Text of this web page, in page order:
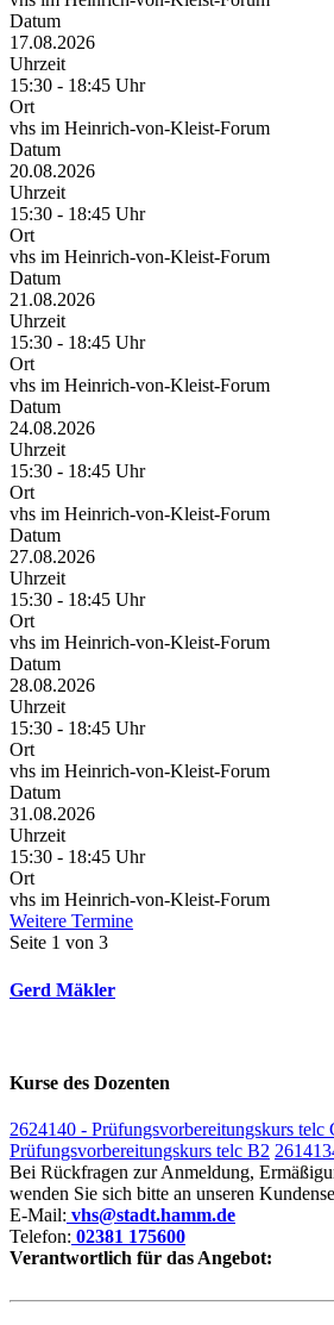
Datum
17.08.2026
Uhrzeit
15:30 - 18:45 Uhr
Ort
vhs im Heinrich-von-Kleist-Forum
Datum
20.08.2026
Uhrzeit
15:30 - 18:45 Uhr
Ort
vhs im Heinrich-von-Kleist-Forum
Datum
21.08.2026
Uhrzeit
15:30 - 18:45 Uhr
Ort
vhs im Heinrich-von-Kleist-Forum
Datum
24.08.2026
Uhrzeit
15:30 - 18:45 Uhr
Ort
vhs im Heinrich-von-Kleist-Forum
Datum
27.08.2026
Uhrzeit
15:30 - 18:45 Uhr
Ort
vhs im Heinrich-von-Kleist-Forum
Datum
28.08.2026
Uhrzeit
15:30 - 18:45 Uhr
Ort
vhs im Heinrich-von-Kleist-Forum
Datum
31.08.2026
Uhrzeit
15:30 - 18:45 Uhr
Ort
vhs im Heinrich-von-Kleist-Forum
Weitere Termine
Seite 1 von 3
Gerd Mäkler
Kurse des Dozenten
2624140 - Prüfungsvorbereitungskurs telc
Prüfungsvorbereitungskurs telc B2
Bei Rückfragen zur Anmeldung,
wenden Sie sich bitte an unseren
E-Mail: vhs@stadt.hamm.de
Telefon: 02381 175600
Verantwortlich für das Angebot: